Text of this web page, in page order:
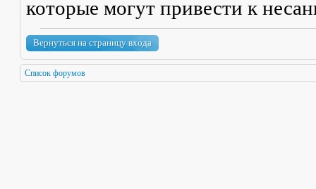
которые могут привести к
Вернуться на страницу входа
Список форумов